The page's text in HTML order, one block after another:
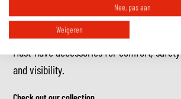
RIDE ESSENTIALS
Must-have accessories for comfort, safety
and visibility.
Nee, pas aan
Weigeren